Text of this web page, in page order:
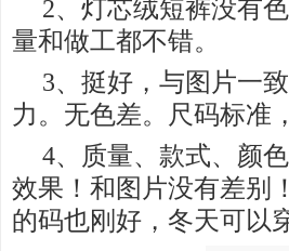
2、灯芯绒短裤没有
量和做工都不错。
3、挺好，与图片一
力。无色差。尺码标准
4、质量、款式、颜
效果！和图片没有差别
的码也刚好，冬天可以